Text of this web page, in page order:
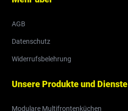
AGB
Datenschutz
Widerrufsbelehrung
Unsere Produkte und Dienste
Modulare Multifrontenküchen